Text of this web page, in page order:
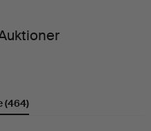
(464)